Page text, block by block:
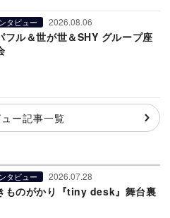
タビュー 2026.08.06
フル＆世が世＆SHY グループ座
ー記事一覧
タビュー 2026.07.28
ものがかり『tiny desk』舞台裏